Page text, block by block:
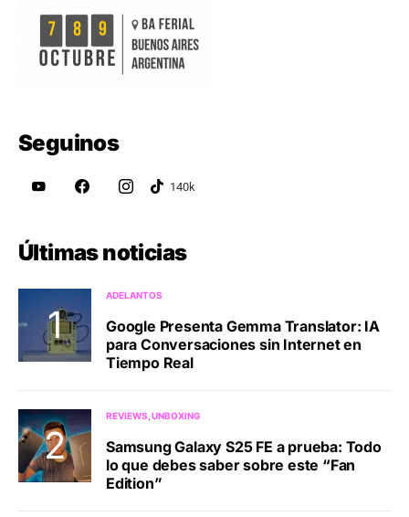
Seguinos
Últimas noticias
ADELANTOS
Google Presenta Gemma Translator: IA
para Conversaciones sin Internet en
Tiempo Real
REVIEWS UNBOXING
Samsung Galaxy S25 FE a prueba: Todo
lo que debes saber sobre este “Fan
Edition”